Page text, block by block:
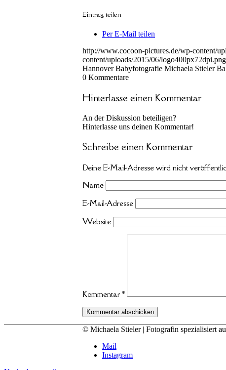
Eintrag teilen
Per E-Mail teilen
http://www.cocoon-pictures.de/wp-content/
content/uploads/2015/06/logo400px72dpi.png
Hannover Babyfotografie Michaela Stieler
0 Kommentare
Hinterlasse einen Kommentar
An der Diskussion beteiligen?
Hinterlasse uns deinen Kommentar!
Schreibe einen Kommentar
Deine E-Mail-Adresse wird nicht
Name
E-Mail-Adresse
Website
Kommentar *
© Michaela Stieler | Fotografin spezialisiert
Mail
Instagram